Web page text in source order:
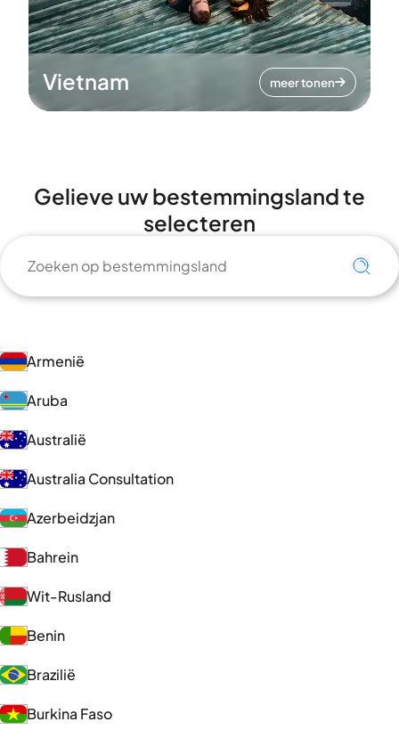
Vietnam meer tonen
Gelieve uw bestemmingsland te
selecteren
Armenië
Aruba
Australië
Australia Consultation
Azerbeidzjan
Bahrein
Wit-Rusland
Benin
Brazilië
Burkina Faso